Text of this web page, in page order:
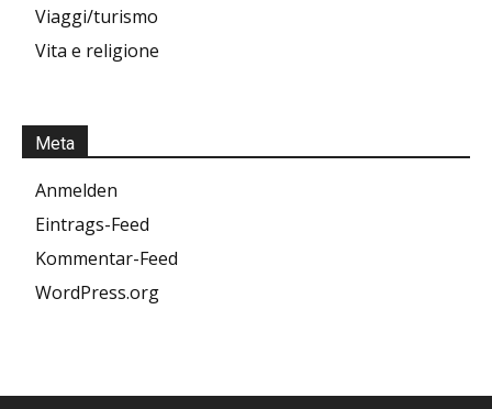
Viaggi/turismo
Vita e religione
Meta
Anmelden
Eintrags-Feed
Kommentar-Feed
WordPress.org